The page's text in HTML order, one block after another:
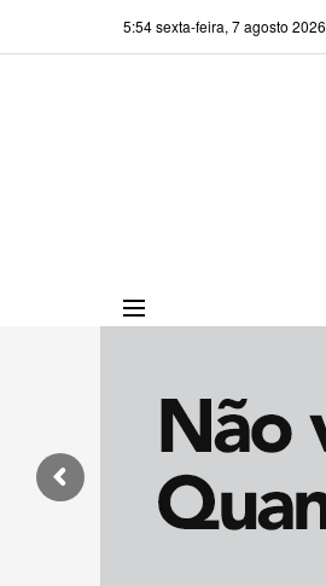
5:54 sexta-feira, 7 agosto 2026